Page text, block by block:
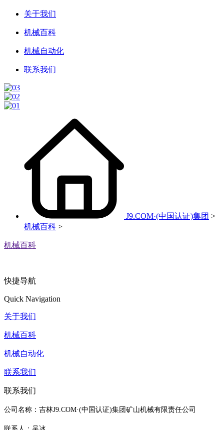
关于我们
机械百科
机械自动化
联系我们
J9.COM·(中国认证)集团 >
机械百科 >
机械百科
快捷导航
Quick Navigation
关于我们
机械百科
机械自动化
联系我们
联系我们
公司名称：吉林J9.COM·(中国认证)集团矿山机械有限责任公司